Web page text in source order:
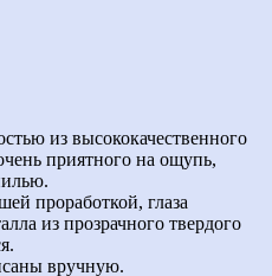
из высококачественного
приятного на ощупь,
проработкой, глаза
из прозрачного твердого
вручную.